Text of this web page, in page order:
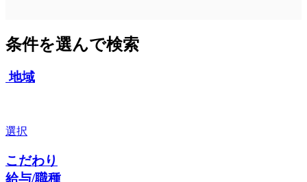
条件を選んで検索
地域
選択
こだわり
給与/職種